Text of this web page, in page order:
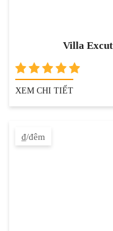
Villa
XEM CHI TIẾT
₫/đêm